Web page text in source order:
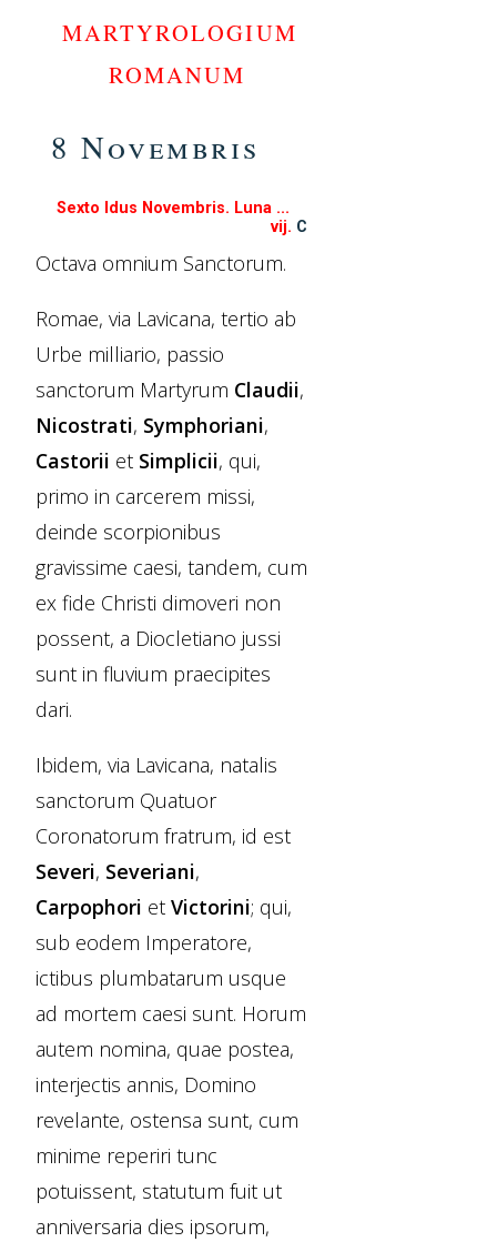
MARTYROLOGIUM
ROMANUM
8 Novembris
Sexto Idus Novembris. Luna ...
vij. C
Octava omnium Sanctorum.
Romae, via Lavicana, tertio ab
Urbe milliario, passio
sanctorum Martyrum Claudii,
Nicostrati, Symphoriani,
Castorii et Simplicii, qui,
primo in carcerem missi,
deinde scorpionibus
gravissime caesi, tandem, cum
ex fide Christi dimoveri non
possent, a Diocletiano jussi
sunt in fluvium praecipites
dari.
Ibidem, via Lavicana, natalis
sanctorum Quatuor
Coronatorum fratrum, id est
Severi, Severiani,
Carpophori et Victorini; qui,
sub eodem Imperatore,
ictibus plumbatarum usque
ad mortem caesi sunt. Horum
autem nomina, quae postea,
interjectis annis, Domino
revelante, ostensa sunt, cum
minime reperiri tunc
potuissent, statutum fuit ut
anniversaria dies ipsorum,